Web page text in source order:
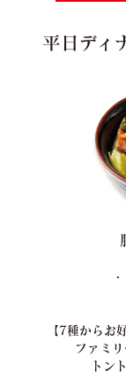
平日ディ
【7種からお
ファミ
トン